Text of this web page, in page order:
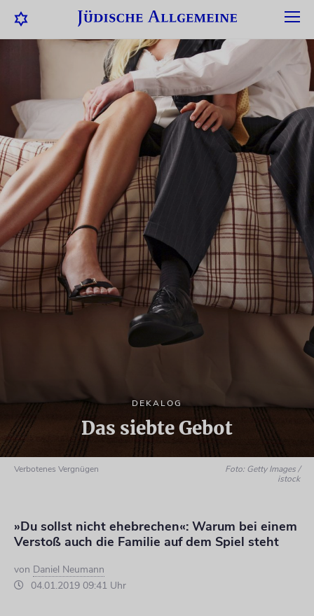
DEKALOG
Das siebte Gebot
Verbotenes Vergnügen
Foto: Getty Images /
istock
»Du sollst nicht ehebrechen«: Warum bei einem
Verstoß auch die Familie auf dem Spiel steht
von Daniel Neumann
04.01.2019 09:41 Uhr